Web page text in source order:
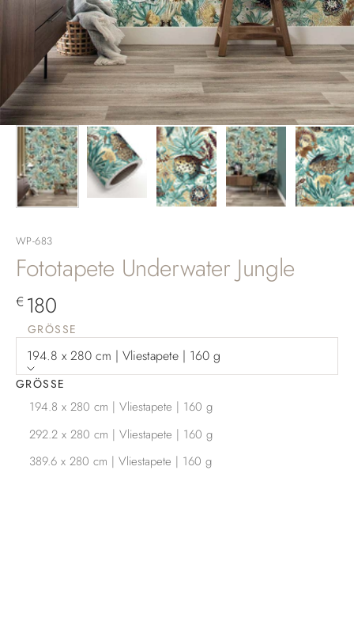
WP-683
Fototapete Underwater Jungle
Angebot
€ 180
GRÖSSE
194.8 x 280 cm | Vliestapete | 160 g
GRÖSSE
194.8 x 280 cm | Vliestapete | 160 g
292.2 x 280 cm | Vliestapete | 160 g
389.6 x 280 cm | Vliestapete | 160 g